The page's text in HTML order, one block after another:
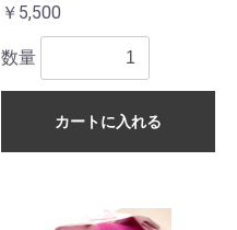
￥5,500
数量
カートに入れる